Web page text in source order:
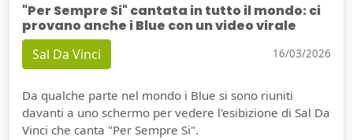
"Per Sempre Si" cantata in tutto il mondo: ci
provano anche i Blue con un video virale
Sal Da Vinci 16/03/2026
Da qualche parte nel mondo i Blue si sono riuniti
davanti a uno schermo per vedere l'esibizione di Sal Da
Vinci che canta "Per Sempre Si".